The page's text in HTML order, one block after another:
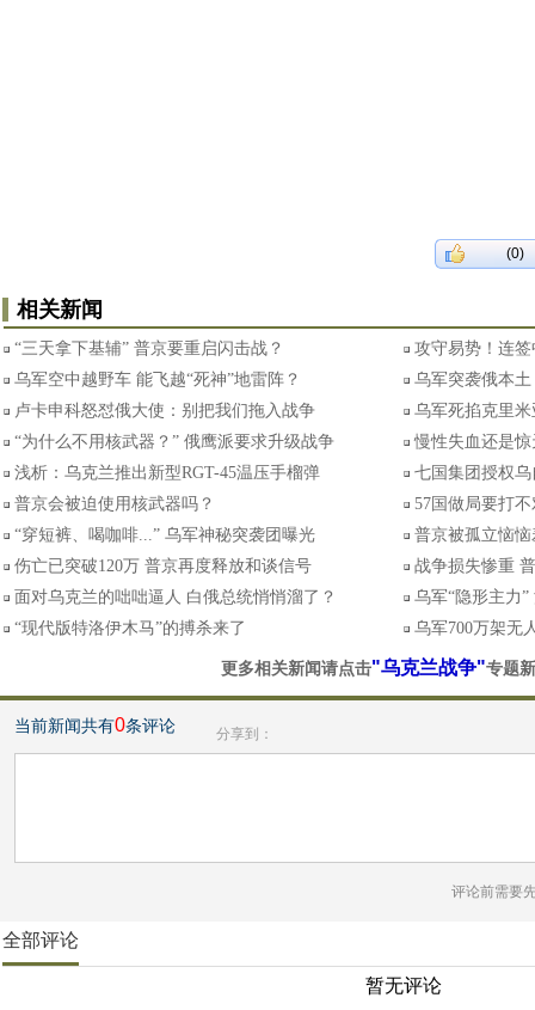
(0)
相关新闻
“三天拿下基辅” 普京要重启闪击战？
攻守易势！连
乌军空中越野车 能飞越“死神”地雷阵？
乌军突袭俄本
卢卡申科怒怼俄大使：别把我们拖入战争
乌军死掐克里
“为什么不用核武器？” 俄鹰派要求升级战争
慢性失血还是
浅析：乌克兰推出新型RGT-45温压手榴弹
七国集团授权
普京会被迫使用核武器吗？
57国做局要打
“穿短裤、喝咖啡...” 乌军神秘突袭团曝光
普京被孤立恼
伤亡已突破120万 普京再度释放和谈信号
战争损失惨重
面对乌克兰的咄咄逼人 白俄总统悄悄溜了？
乌军“隐形主力
“现代版特洛伊木马”的搏杀来了
乌军700万架无
更多相关新闻请点击"乌克兰战争"专题
当前新闻共有0条评论 分享到：
评论前需要
全部评论
暂无评论